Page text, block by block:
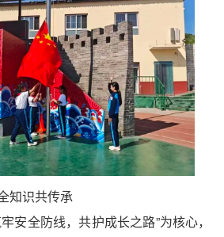
知识共传承
安全防线，共护成长之路”为核心，